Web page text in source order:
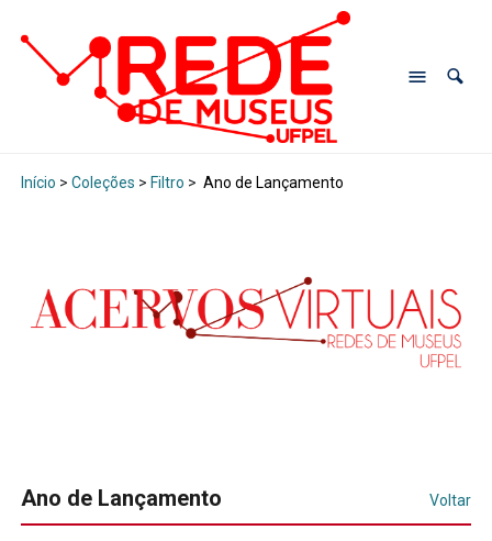
Início > Coleções > Filtro > Ano de Lançamento
Ano de Lançamento Voltar